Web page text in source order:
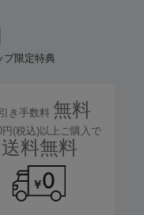
プ限定特典
き手数料 無料
円(税込)以上ご購入で
送料無料